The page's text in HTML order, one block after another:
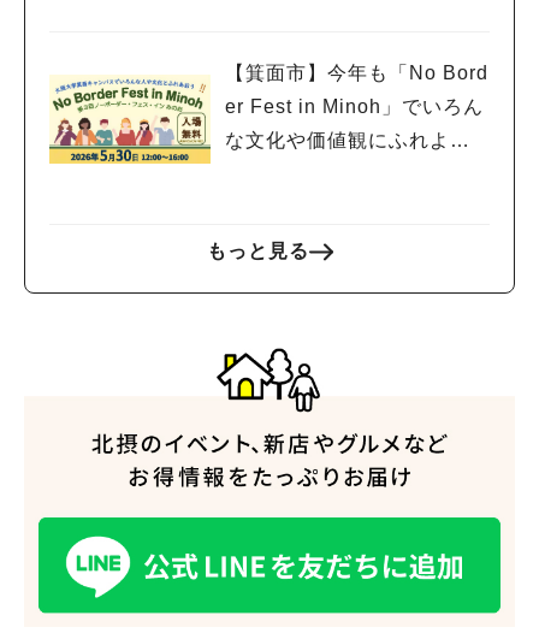
【箕面市】今年も「No Bord
er Fest in Minoh」でいろん
な文化や価値観にふれよ
もっと見る
#大阪学院大 商品開発プロジェクト
#あなたはどっち？